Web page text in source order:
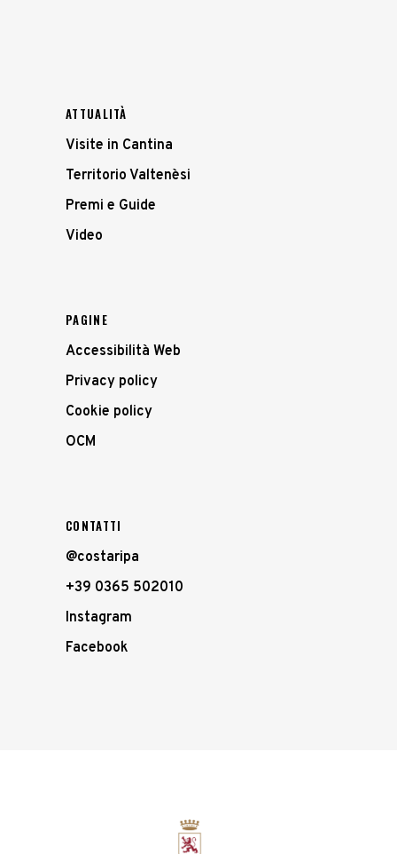
ATTUALITÀ
Visite in Cantina
Territorio Valtenèsi
Premi e Guide
Video
PAGINE
Accessibilità Web
Privacy policy
Cookie policy
OCM
CONTATTI
@costaripa
+39 0365 502010
Instagram
Facebook